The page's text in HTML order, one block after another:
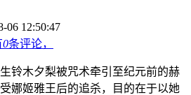
06 12:50:47
0条评论，
铃木夕梨被咒术牵引至纪元前的赫
娜姬雅王后的追杀，目的在于以她